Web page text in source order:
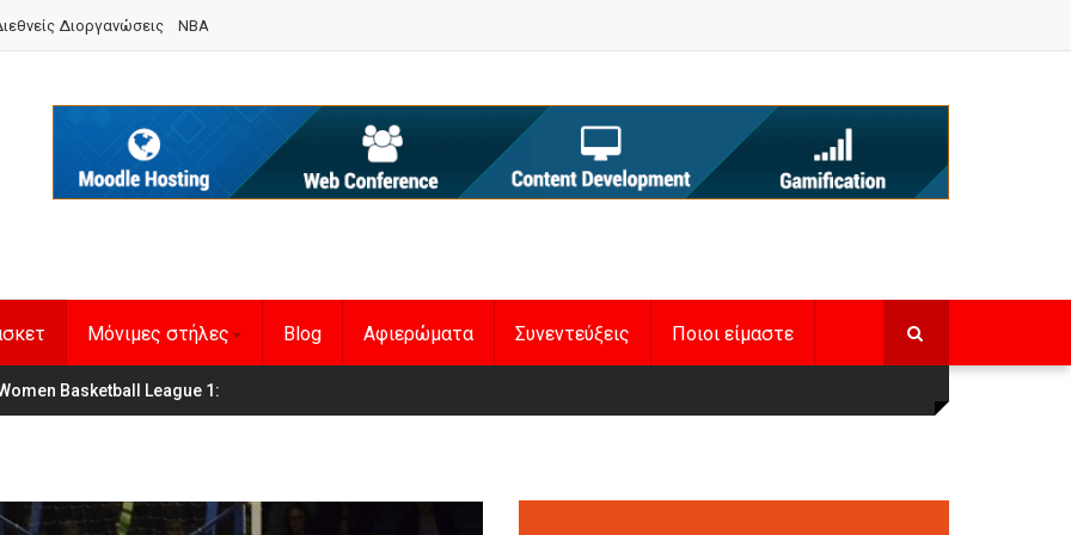
Διοργανώσεις NBA
Μόνιμες στήλες Blog Αφιερώματα Συνεντεύξεις Ποιοι είμαστε
Basketball League 1 :
Γυναικών